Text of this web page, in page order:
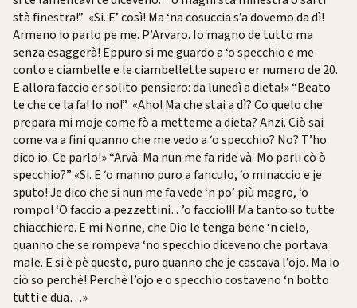
stà finestra!” «Si. E’ così! Ma ‘na cosuccia s’a dovemo da dì!
Armeno io parlo pe me. P’Arvaro. Io magno de tutto ma
senza esaggerà! Eppuro si me guardo a ‘o specchio e me
conto e ciambelle e le ciambellette supero er numero de 20.
E allora faccio er solito pensiero: da lunedì a dieta!» “Beato
te che ce la fa! Io no!” «Aho! Ma che stai a dì? Co quelo che
prepara mi moje come fò a metteme a dieta? Anzi. Ciò sai
come va a finì quanno che me vedo a ‘o specchio? No? T’ho
dico io. Ce parlo!» “Arvà. Ma nun me fa ride và. Mo parli cò ò
specchio?” «Si. E ‘o manno puro a fanculo, ‘o minaccio e je
sputo! Je dico che si nun me fa vede ‘n po’ più magro, ‘o
rompo! ‘O faccio a pezzettini…’o faccio!!! Ma tanto so tutte
chiacchiere. E mi Nonne, che Dio le tenga bene ‘n cielo,
quanno che se rompeva ‘no specchio diceveno che portava
male. E si è pè questo, puro quanno che je cascava l’ojo. Ma io
ciò so perché! Perché l’ojo e o specchio costaveno ‘n botto
tutti e dua…»